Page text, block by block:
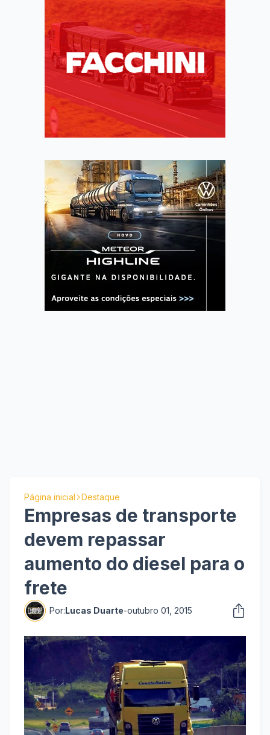
Página inicial Destaque
Empresas de transporte
devem repassar
aumento do diesel para o
frete
Por:Lucas Duarte-outubro 01, 2015